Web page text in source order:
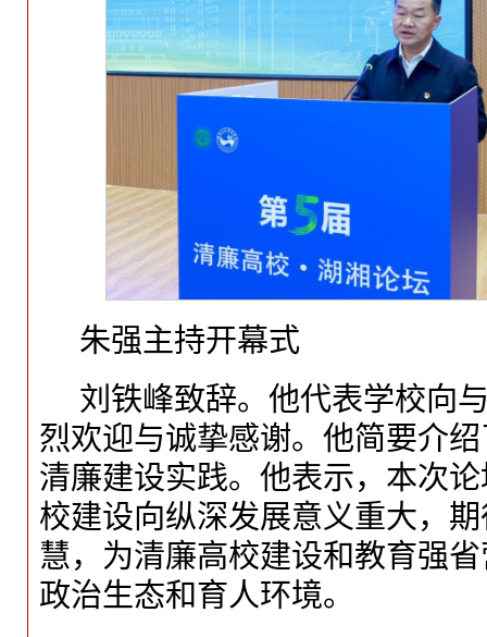
朱强主持开幕式
刘铁峰致辞。他代表学校向
烈欢迎与诚挚感谢。他简要介
清廉建设实践。他表示，本次
校建设向纵深发展意义重大，
慧，为清廉高校建设和教育强
政治生态和育人环境。